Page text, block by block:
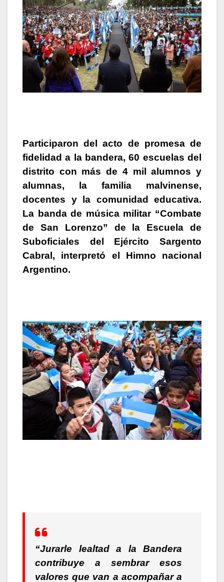
Participaron del acto de promesa de
fidelidad a la bandera, 60 escuelas del
distrito con más de 4 mil alumnos y
alumnas, la familia malvinense,
docentes y la comunidad educativa.
La banda de música militar “Combate
de San Lorenzo” de la Escuela de
Suboficiales del Ejército Sargento
Cabral, interpretó el Himno nacional
Argentino.
“Jurarle lealtad a la Bandera
contribuye a sembrar esos
valores que van a acompañar a